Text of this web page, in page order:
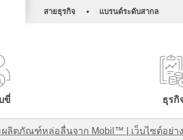
สายธุรกิจ • แบรนด์ระดับสากล
ขี่ ธุรกิ
ลิตภัณฑ์หล่อลื่นจาก Mobil™ | เว็บไซต์อย่า